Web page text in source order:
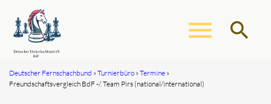
menu search
Suchbegriffe
Deutscher Fernschachbund Turnierbüro Termine
Freundschaftsvergleich BdF -/. Team Pirs (national/international)